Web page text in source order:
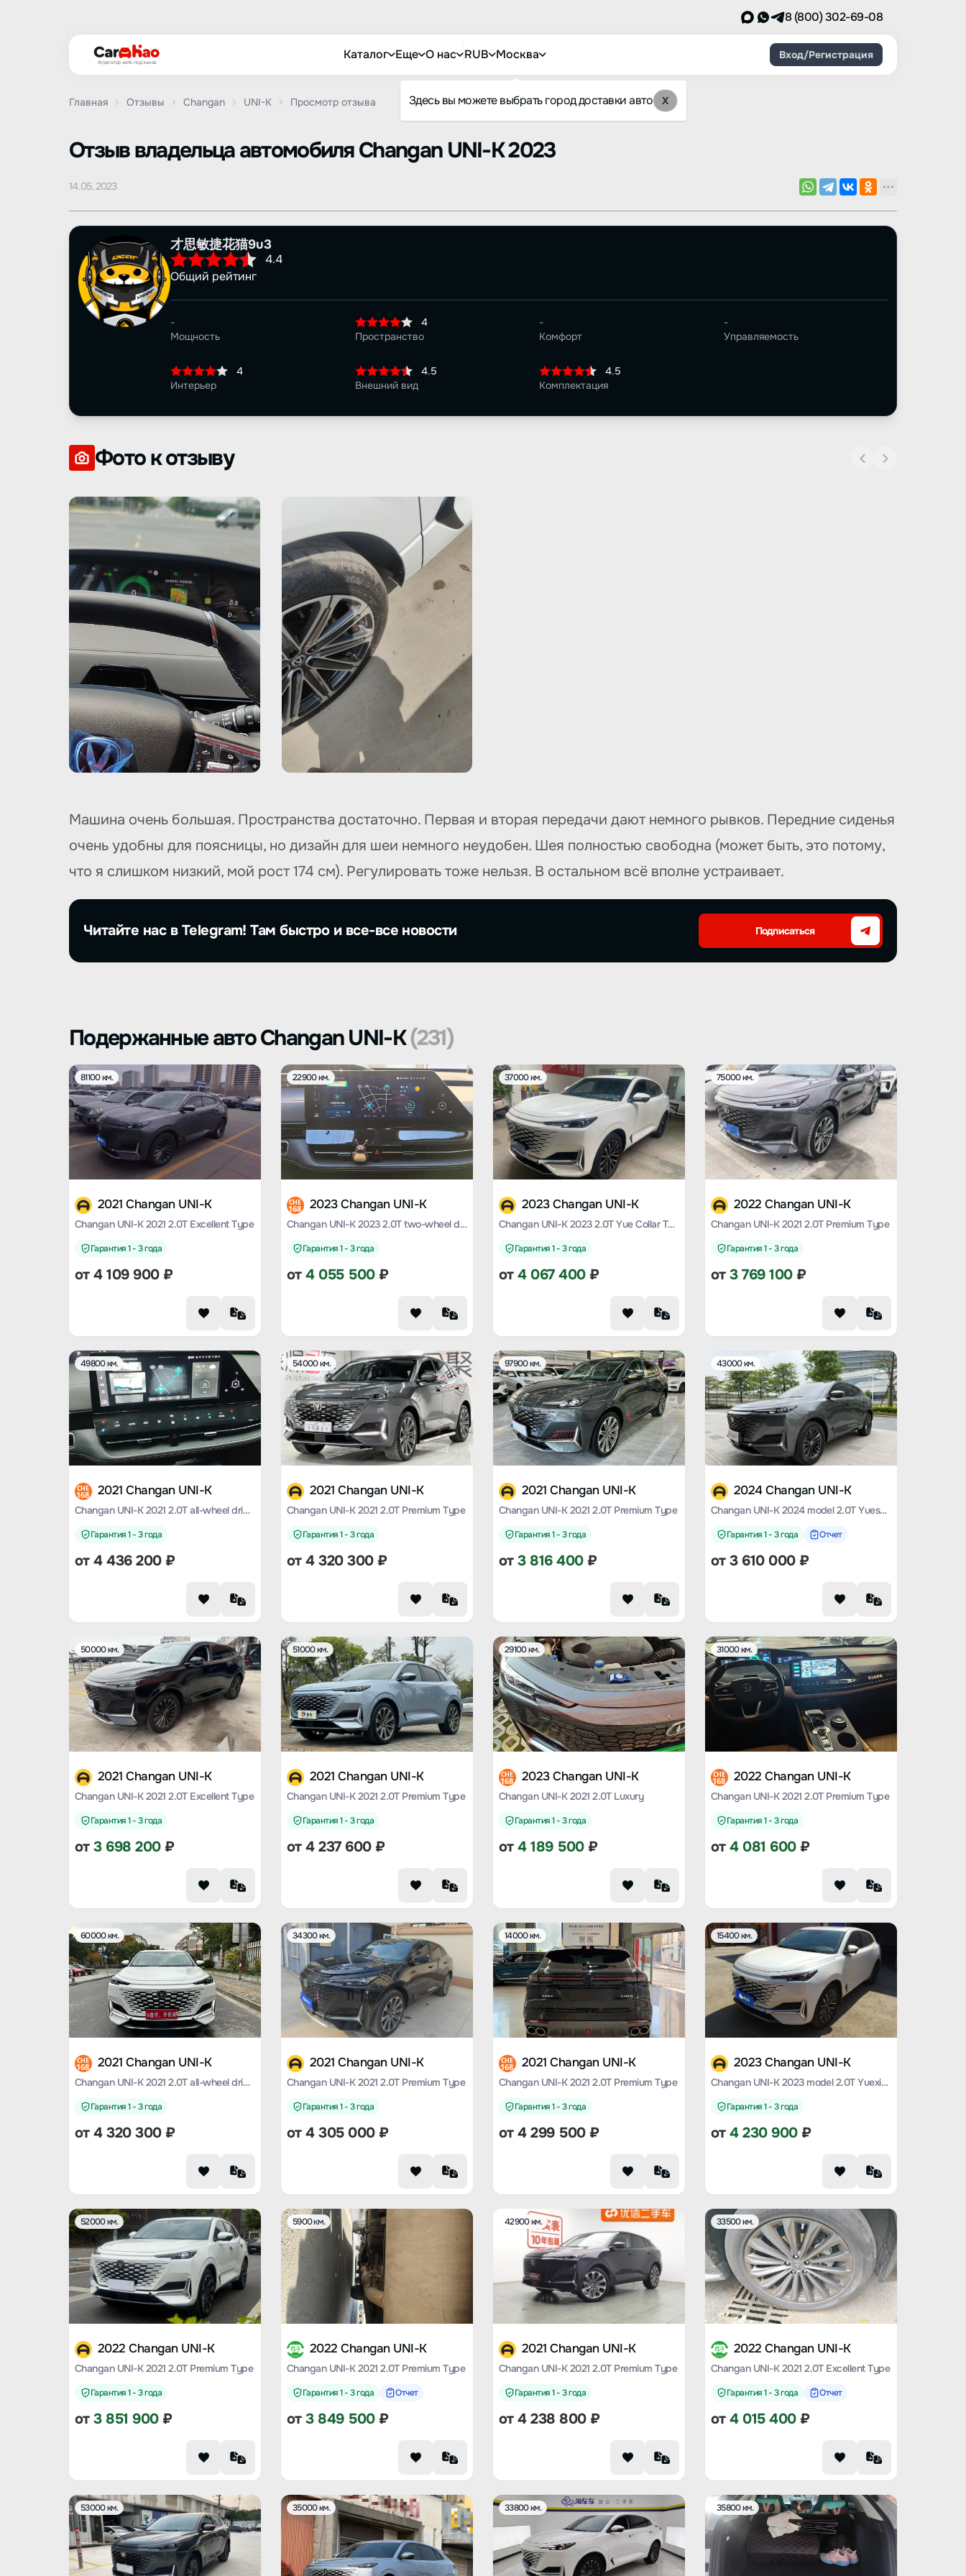
8 (800) 302-69-08
Агрегатор авто под заказ
Каталог Еще О нас RUB Москва
Здесь вы можете выбрать город доставки авто X
Вход/Регистрация
Главная Отзывы Changan UNI-K Просмотр отзыва
Oтзыв владельца автомобиляChangan UNI-K 2023
14.05.2023
才思敏捷花猫9u3
4.4
Общий рейтинг
-
Мощность
4
Пространство
-
Комфорт
-
Управляемость
4
Интерьер
4.5
Внешний вид
4.5
Комплектация
Фото к отзыву
Машина очень большая. Пространства достаточно. Первая и вторая передачи дают немного рывков. Передние сиденья
очень удобны для поясницы, но дизайн для шеи немного неудобен. Шея полностью свободна (может быть, это потому,
что я слишком низкий, мой рост 174 см). Регулировать тоже нельзя. В остальном всё вполне устраивает.
Читайте нас в Telegram! Там быстро и все-все новости Подписаться
Подержанные авто Changan UNI-K(231)
81100 км.
2021 Changan UNI-K
Changan UNI-K 2021 2.0T Excellent Type
Гарантия 1 - 3 года
от4 109 900₽
22900 км.
CHE
168 2023 Changan UNI-K
Changan UNI-K 2023 2.0T two-wheel drive Yueshang type
Гарантия 1 - 3 года
от4 055 500₽
37000 км.
2023 Changan UNI-K
Changan UNI-K 2023 2.0T Yue Collar Type
Гарантия 1 - 3 года
от4 067 400₽
75000 км.
2022 Changan UNI-K
Changan UNI-K 2021 2.0T Premium Type
Гарантия 1 - 3 года
от3 769 100₽
49800 км.
CHE
168 2021 Changan UNI-K
Changan UNI-K 2021 2.0T all-wheel drive premium model
Гарантия 1 - 3 года
от4 436 200₽
54000 км.
2021 Changan UNI-K
Changan UNI-K 2021 2.0T Premium Type
Гарантия 1 - 3 года
от4 320 300₽
97900 км.
2021 Changan UNI-K
Changan UNI-K 2021 2.0T Premium Type
Гарантия 1 - 3 года
от3 816 400₽
43000 км.
2024 Changan UNI-K
Changan UNI-K 2024 model 2.0T Yueshang type
Гарантия 1 - 3 года Отчет
от3 610 000₽
50000 км.
2021 Changan UNI-K
Changan UNI-K 2021 2.0T Excellent Type
Гарантия 1 - 3 года
от3 698 200₽
51000 км.
2021 Changan UNI-K
Changan UNI-K 2021 2.0T Premium Type
Гарантия 1 - 3 года
от4 237 600₽
29100 км.
CHE
168 2023 Changan UNI-K
Changan UNI-K 2021 2.0T Luxury
Гарантия 1 - 3 года
от4 189 500₽
31000 км.
CHE
168 2022 Changan UNI-K
Changan UNI-K 2021 2.0T Premium Type
Гарантия 1 - 3 года
от4 081 600₽
60000 км.
CHE
168 2021 Changan UNI-K
Changan UNI-K 2021 2.0T all-wheel drive premium model
Гарантия 1 - 3 года
от4 320 300₽
34300 км.
2021 Changan UNI-K
Changan UNI-K 2021 2.0T Premium Type
Гарантия 1 - 3 года
от4 305 000₽
14000 км.
CHE
168 2021 Changan UNI-K
Changan UNI-K 2021 2.0T Premium Type
Гарантия 1 - 3 года
от4 299 500₽
15400 км.
2023 Changan UNI-K
Changan UNI-K 2023 model 2.0T Yuexiang Type
Гарантия 1 - 3 года
от4 230 900₽
52000 км.
2022 Changan UNI-K
Changan UNI-K 2021 2.0T Premium Type
Гарантия 1 - 3 года
от3 851 900₽
5900 км.
2022 Changan UNI-K
Changan UNI-K 2021 2.0T Premium Type
Гарантия 1 - 3 года Отчет
от3 849 500₽
42900 км.
2021 Changan UNI-K
Changan UNI-K 2021 2.0T Premium Type
Гарантия 1 - 3 года
от4 238 800₽
33500 км.
2022 Changan UNI-K
Changan UNI-K 2021 2.0T Excellent Type
Гарантия 1 - 3 года Отчет
от4 015 400₽
53000 км. 35000 км. 33800 км. 35800 км.